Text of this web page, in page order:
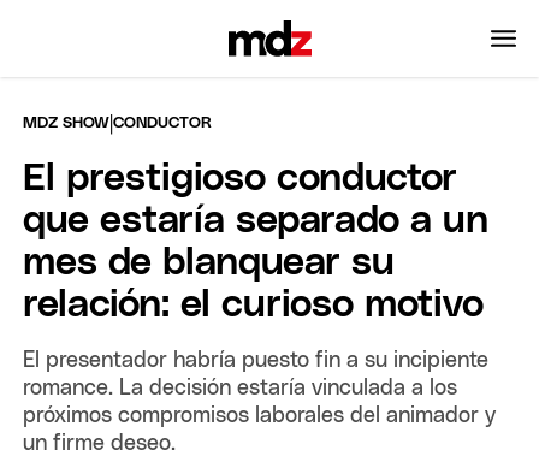
MDZ SHOW |CONDUCTOR
El prestigioso conductor
que estaría separado a un
mes de blanquear su
relación: el curioso motivo
El presentador habría puesto fin a su incipiente
romance. La decisión estaría vinculada a los
próximos compromisos laborales del animador y
un firme deseo.